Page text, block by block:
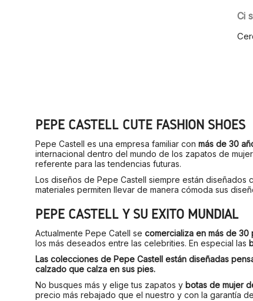
Ci
PEPE CASTELL CUTE FASHION SHOES
Pepe Castell es una empresa familiar con más de 30
internacional dentro del mundo de los zapatos de
referente para las tendencias futuras.
Los diseños de Pepe Castell siempre están diseñados
materiales permiten llevar de manera cómoda sus
PEPE CASTELL Y SU ÉXITO MUNDIAL
Actualmente Pepe Catell se comercializa en más de 30
los más deseados entre las celebrities. En especial las
Las colecciones de Pepe Castell están diseñadas
calzado que calza en sus pies.
No busques más y elige tus zapatos y botas de mujer
precio más rebajado que el nuestro y con la garantía